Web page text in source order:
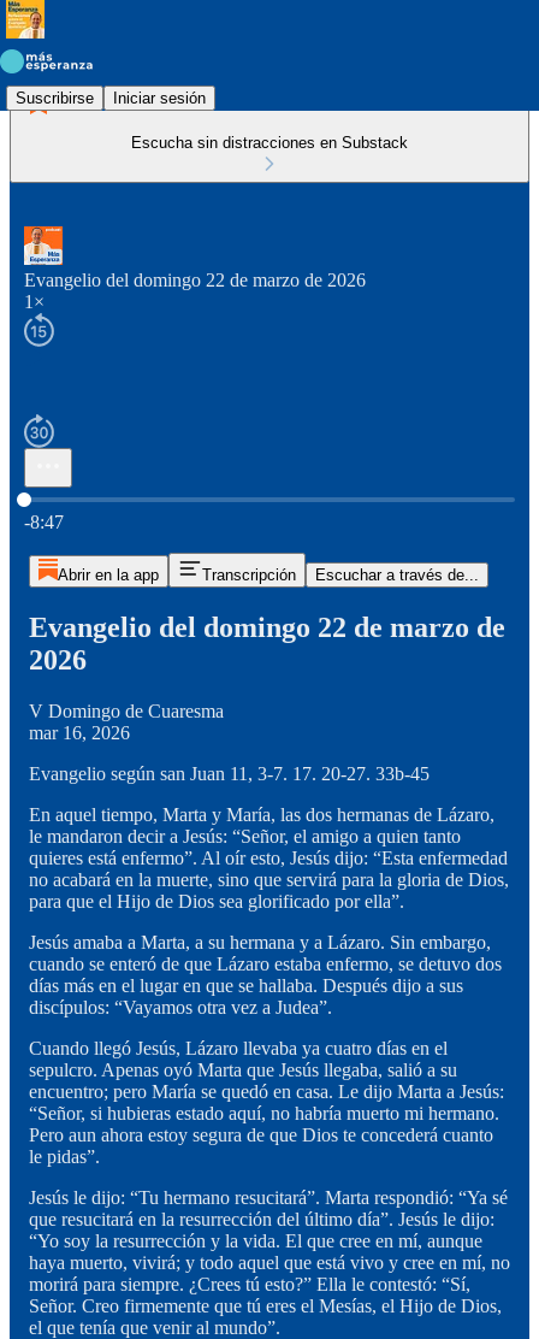
Suscribirse Iniciar sesión
Escucha sin distracciones en Substack
Evangelio del domingo 22 de marzo de 2026
1×
Hora actual: 0:00 / Tiempo total: -8:47
-8:47
Abrir en la app Transcripción Escuchar a través de...
Evangelio del domingo 22 de marzo de
2026
V Domingo de Cuaresma
mar 16, 2026
Evangelio según san Juan 11, 3-7. 17. 20-27. 33b-45
En aquel tiempo, Marta y María, las dos hermanas de Lázaro,
le mandaron decir a Jesús: “Señor, el amigo a quien tanto
quieres está enfermo”. Al oír esto, Jesús dijo: “Esta enfermedad
no acabará en la muerte, sino que servirá para la gloria de Dios,
para que el Hijo de Dios sea glorificado por ella”.
Jesús amaba a Marta, a su hermana y a Lázaro. Sin embargo,
cuando se enteró de que Lázaro estaba enfermo, se detuvo dos
días más en el lugar en que se hallaba. Después dijo a sus
discípulos: “Vayamos otra vez a Judea”.
Cuando llegó Jesús, Lázaro llevaba ya cuatro días en el
sepulcro. Apenas oyó Marta que Jesús llegaba, salió a su
encuentro; pero María se quedó en casa. Le dijo Marta a Jesús:
“Señor, si hubieras estado aquí, no habría muerto mi hermano.
Pero aun ahora estoy segura de que Dios te concederá cuanto
le pidas”.
Jesús le dijo: “Tu hermano resucitará”. Marta respondió: “Ya sé
que resucitará en la resurrección del último día”. Jesús le dijo:
“Yo soy la resurrección y la vida. El que cree en mí, aunque
haya muerto, vivirá; y todo aquel que está vivo y cree en mí, no
morirá para siempre. ¿Crees tú esto?” Ella le contestó: “Sí,
Señor. Creo firmemente que tú eres el Mesías, el Hijo de Dios,
el que tenía que venir al mundo”.